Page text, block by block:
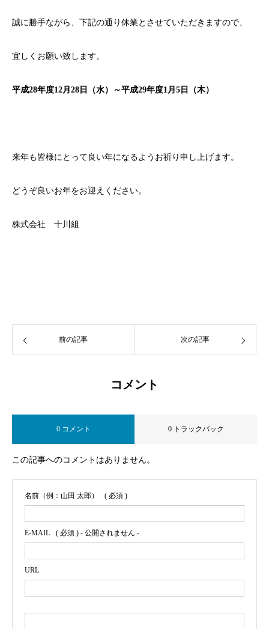
誠に勝手ながら、下記の通り休業とさせていただきますので、
宜しくお願い致します。
平成28年度12月28日（水）～平成29年度1月5日（木）
来年も皆様にとって良い年になるようお祈り申し上げます。
どうぞ良いお年をお迎えください。
株式会社 十川組
前の記事 次の記事
コメント
0 コメント 0 トラックバック
この記事へのコメントはありません。
名前（例：山田 太郎） ( 必須 )
E-MAIL ( 必須 ) - 公開されません -
URL